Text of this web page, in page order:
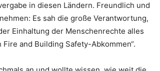
in diesen Ländern. Freundlich und
Es sah die große Verantwortung,
Einhaltung der Menschenrechte alles
and Building Safety-Abkommen“.